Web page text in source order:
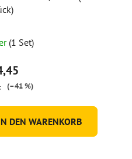
(1 Set)
(–41 %)
DEN WARENKORB